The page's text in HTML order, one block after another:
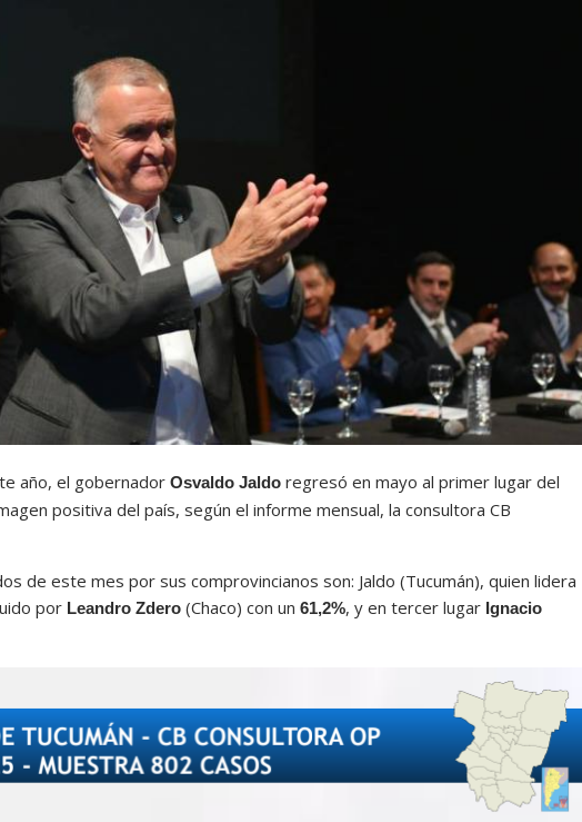
año, el gobernador Osvaldo Jaldo regresó en mayo al primer lugar del
positiva del país, según el informe mensual, la consultora CB
de este mes por sus comprovincianos son: Jaldo (Tucumán), quien lidera
por Leandro Zdero (Chaco) con un 61,2%, y en tercer lugar Ignacio